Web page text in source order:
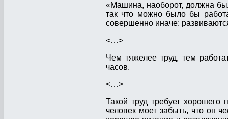
«Машина, наоборот, должна
так что можно было бы
совершенно иначе:
<…>
Чем тяжелее труд, тем
часов.
<…>
Такой труд требует
человек моет забыть, что он